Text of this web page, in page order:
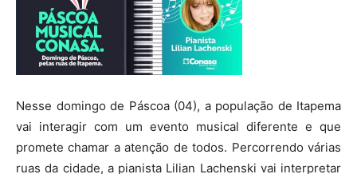
Nesse domingo de Páscoa (04), a população de Itapema
vai interagir com um evento musical diferente e que
promete chamar a atenção de todos. Percorrendo várias
ruas da cidade, a pianista Lilian Lachenski vai interpretar